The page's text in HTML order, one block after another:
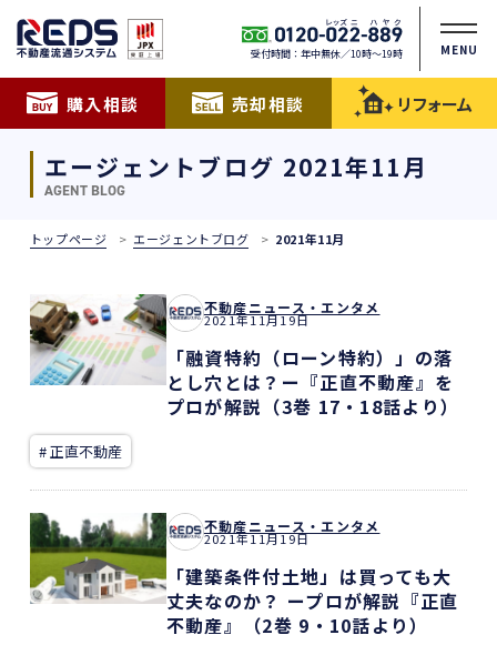
受付時間：年中無休／10時〜19時 MENU
購入相談 売却相談 リフォーム
エージェントブログ 2021年11月
AGENT BLOG
トップページ エージェントブログ 2021年11月
不動産ニュース・エンタメ
2021年11月19日
「融資特約（ローン特約）」の落
とし穴とは？ー『正直不動産』を
プロが解説（3巻 17・18話より）
# 正直不動産
不動産ニュース・エンタメ
2021年11月19日
「建築条件付土地」は買っても大
丈夫なのか？ ープロが解説『正直
不動産』（2巻 9・10話より）